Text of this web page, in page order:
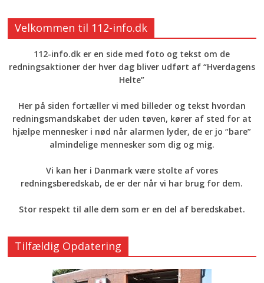
Velkommen til 112-info.dk
112-info.dk er en side med foto og tekst om de
redningsaktioner der hver dag bliver udført af “Hverdagens
Helte”
Her på siden fortæller vi med billeder og tekst hvordan
redningsmandskabet der uden tøven, kører af sted for at
hjælpe mennesker i nød når alarmen lyder, de er jo “bare”
almindelige mennesker som dig og mig.
Vi kan her i Danmark være stolte af vores
redningsberedskab, de er der når vi har brug for dem.
Stor respekt til alle dem som er en del af beredskabet.
Tilfældig Opdatering